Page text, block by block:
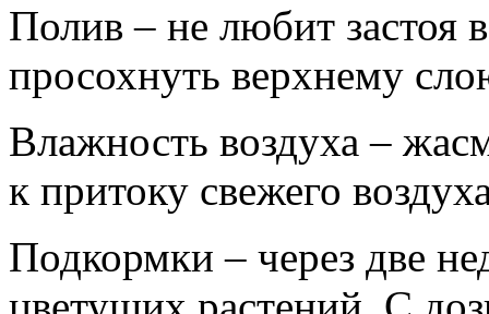
Полив – не любит застоя
просохнуть верхнему
Влажность воздуха –
к притоку свежего
Подкормки – через две